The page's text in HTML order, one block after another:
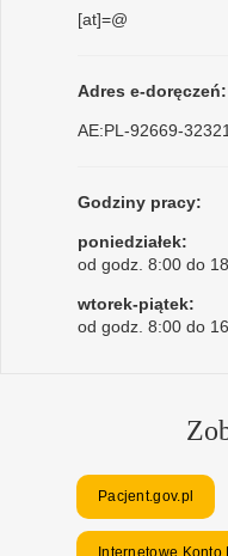
[at]=@
Adres e-doręczeń:
AE:PL-92669-
Godziny pracy:
poniedziałek:
od godz. 8:00 do
wtorek-piątek:
od godz. 8:00 do
Pacjent.gov.pl